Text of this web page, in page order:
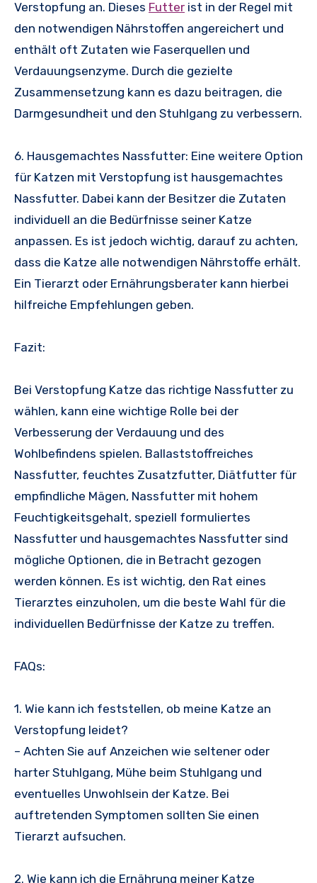
Verstopfung an. Dieses Futter ist in der Regel mit
den notwendigen Nährstoffen angereichert und
enthält oft Zutaten wie Faserquellen und
Verdauungsenzyme. Durch die gezielte
Zusammensetzung kann es dazu beitragen, die
Darmgesundheit und den Stuhlgang zu verbessern.
6. Hausgemachtes Nassfutter: Eine weitere Option
für Katzen mit Verstopfung ist hausgemachtes
Nassfutter. Dabei kann der Besitzer die Zutaten
individuell an die Bedürfnisse seiner Katze
anpassen. Es ist jedoch wichtig, darauf zu achten,
dass die Katze alle notwendigen Nährstoffe erhält.
Ein Tierarzt oder Ernährungsberater kann hierbei
hilfreiche Empfehlungen geben.
Fazit:
Bei Verstopfung Katze das richtige Nassfutter zu
wählen, kann eine wichtige Rolle bei der
Verbesserung der Verdauung und des
Wohlbefindens spielen. Ballaststoffreiches
Nassfutter, feuchtes Zusatzfutter, Diätfutter für
empfindliche Mägen, Nassfutter mit hohem
Feuchtigkeitsgehalt, speziell formuliertes
Nassfutter und hausgemachtes Nassfutter sind
mögliche Optionen, die in Betracht gezogen
werden können. Es ist wichtig, den Rat eines
Tierarztes einzuholen, um die beste Wahl für die
individuellen Bedürfnisse der Katze zu treffen.
FAQs:
1. Wie kann ich feststellen, ob meine Katze an
Verstopfung leidet?
– Achten Sie auf Anzeichen wie seltener oder
harter Stuhlgang, Mühe beim Stuhlgang und
eventuelles Unwohlsein der Katze. Bei
auftretenden Symptomen sollten Sie einen
Tierarzt aufsuchen.
2. Wie kann ich die Ernährung meiner Katze